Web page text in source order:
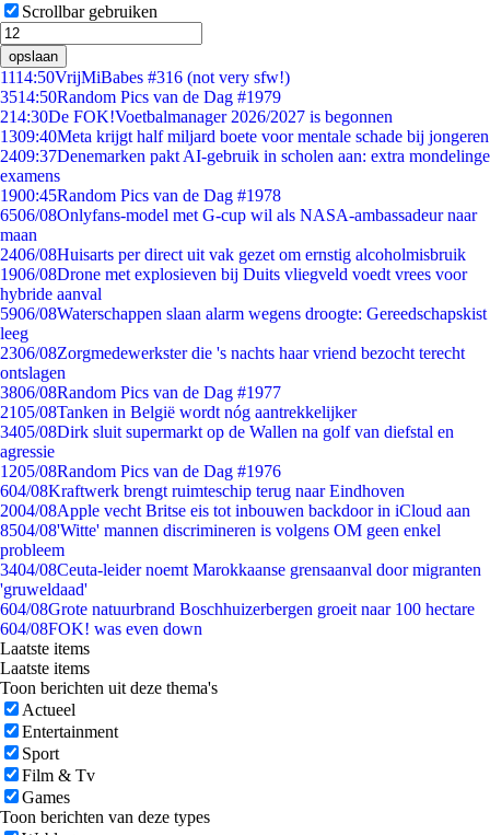
Scrollbar gebruiken
opslaan
1114:50VrijMiBabes #316 (not very sfw!)
3514:50Random Pics van de Dag #1979
214:30De FOK!Voetbalmanager 2026/2027 is begonnen
1309:40Meta krijgt half miljard boete voor mentale schade bij jongeren
2409:37Denemarken pakt AI-gebruik in scholen aan: extra mondelinge
examens
1900:45Random Pics van de Dag #1978
6506/08Onlyfans-model met G-cup wil als NASA-ambassadeur naar
maan
2406/08Huisarts per direct uit vak gezet om ernstig alcoholmisbruik
1906/08Drone met explosieven bij Duits vliegveld voedt vrees voor
hybride aanval
5906/08Waterschappen slaan alarm wegens droogte: Gereedschapskist
leeg
2306/08Zorgmedewerkster die 's nachts haar vriend bezocht terecht
ontslagen
3806/08Random Pics van de Dag #1977
2105/08Tanken in België wordt nóg aantrekkelijker
3405/08Dirk sluit supermarkt op de Wallen na golf van diefstal en
agressie
1205/08Random Pics van de Dag #1976
604/08Kraftwerk brengt ruimteschip terug naar Eindhoven
2004/08Apple vecht Britse eis tot inbouwen backdoor in iCloud aan
8504/08'Witte' mannen discrimineren is volgens OM geen enkel
probleem
3404/08Ceuta-leider noemt Marokkaanse grensaanval door migranten
'gruweldaad'
604/08Grote natuurbrand Boschhuizerbergen groeit naar 100 hectare
604/08FOK! was even down
Laatste items
Laatste items
Toon berichten uit deze thema's
Actueel
Entertainment
Sport
Film & Tv
Games
Toon berichten van deze types